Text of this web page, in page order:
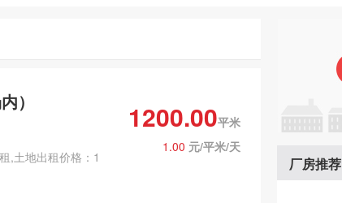
）
出租价格：1
1200.00平米
1.00 元/平米/天
厂房推荐